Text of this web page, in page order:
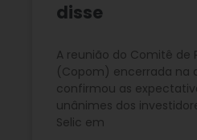
disse
A reunião do Comitê de
(Copom) encerrada na
confirmou as
unânimes dos
Selic em